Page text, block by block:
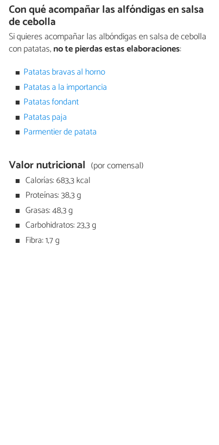
Con qué acompañar las alfóndigas en salsa
de cebolla
Si quieres acompañar las albóndigas en salsa de cebolla
con patatas,no te pierdas estas elaboraciones:
Patatas bravas al horno
Patatas a la importancia
Patatas fondant
Patatas paja
Parmentier de patata
Valor nutricional (por comensal)
Calorías: 683,3 kcal
Proteínas: 38,3 g
Grasas: 48,3 g
Carbohidratos: 23,3 g
Fibra: 1,7 g